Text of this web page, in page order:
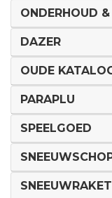
ONDERHOUD
DAZER
OUDE
PARAPLU
SPEELGOED